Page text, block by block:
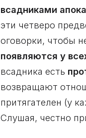
всадниками
эти четверо
оговорки, чтобы
появляются у
всадника есть
возвращают
притягателен (у
Слушая, честно